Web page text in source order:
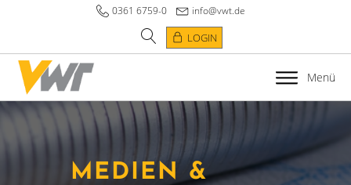
0361 6759-0 info@vwt.de
LOGIN
Menü
MEDIEN &